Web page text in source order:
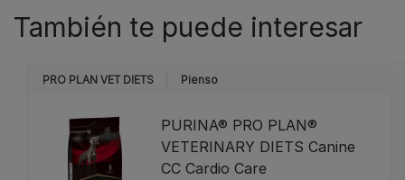
También te puede interesar
PRO PLAN VET DIETS Pienso
PURINA® PRO PLAN®
VETERINARY DIETS Canine
CC Cardio Care